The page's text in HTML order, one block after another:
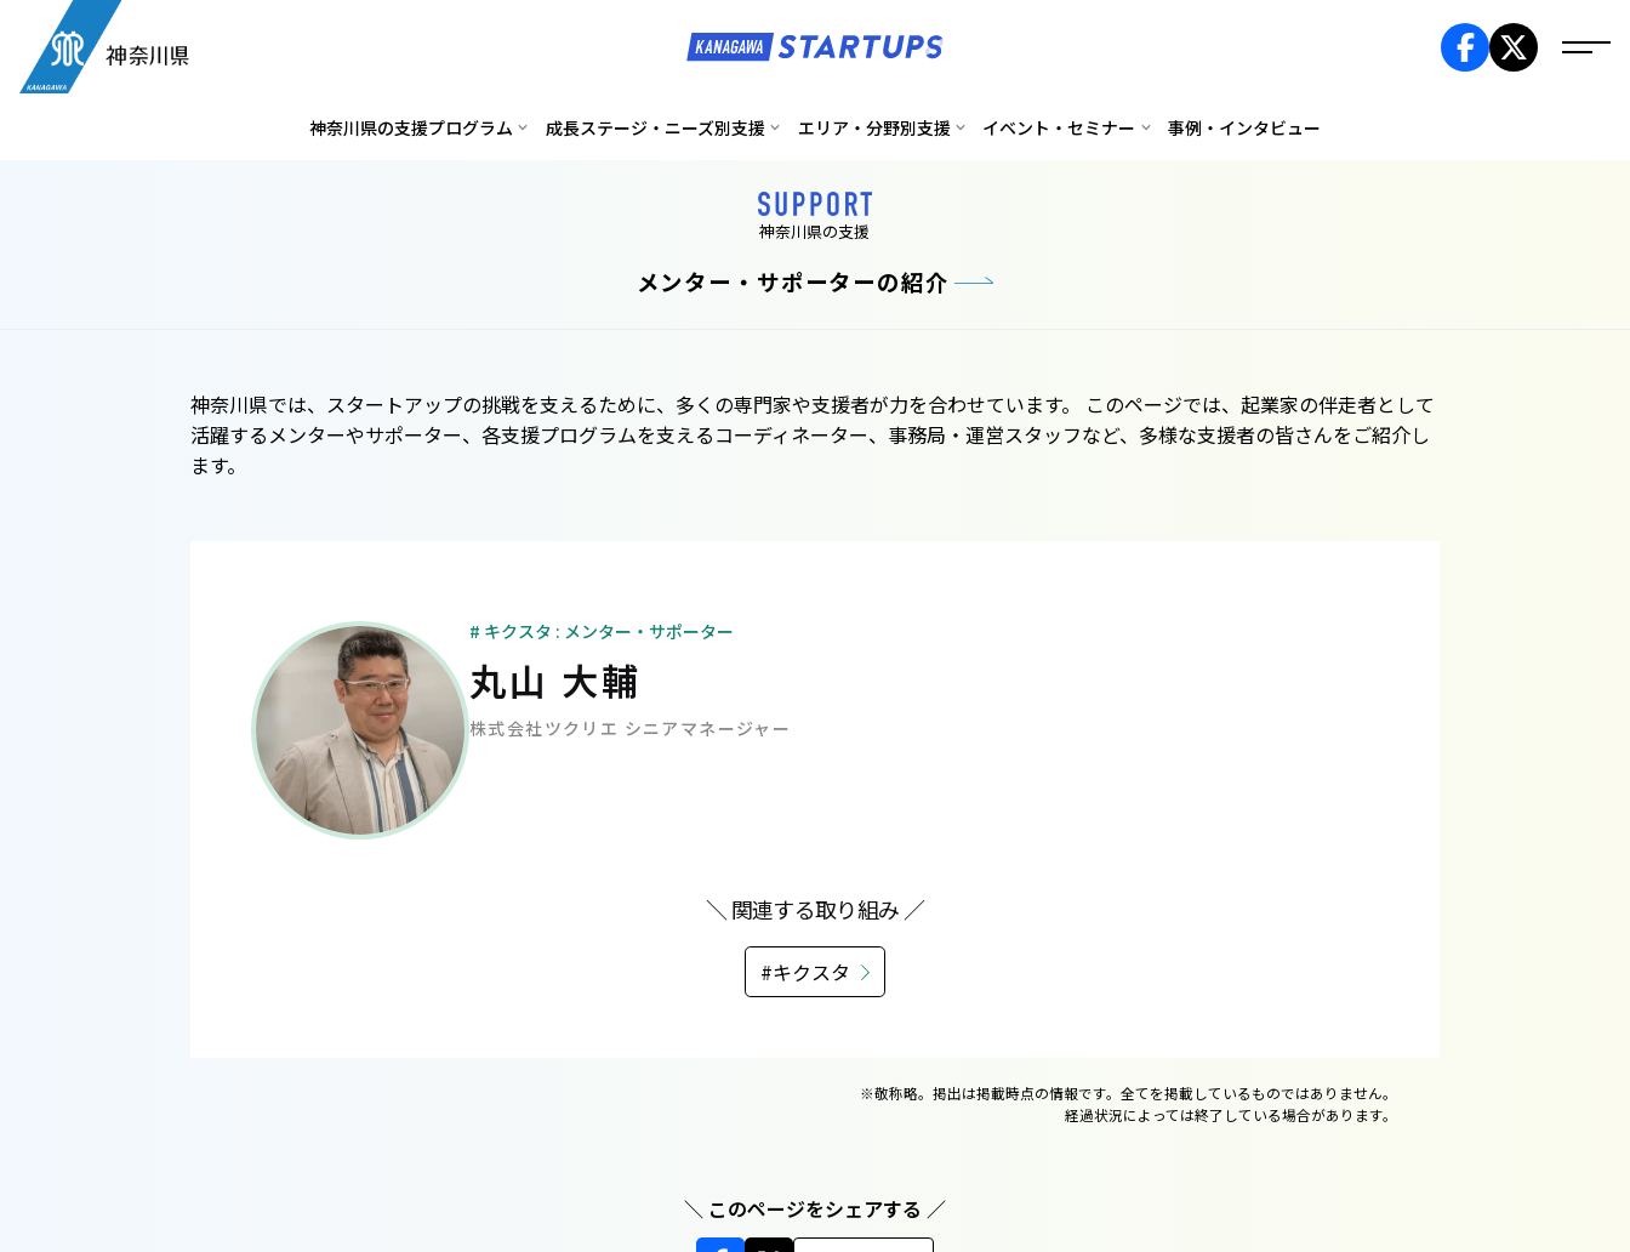
神奈川県の支援プログラム 成長ステージ・ニーズ別支援 エリア・分野別支援 イベント・セミナー 事例・インタビュー
神奈川県の支援
メンター・サポーターの紹介
神奈川県では、スタートアップの挑戦を支えるために、多くの専門家や支援者が力を合わせています。 このページでは、起業家の伴走者として
活躍するメンターやサポーター、各支援プログラムを支えるコーディネーター、事務局・運営スタッフなど、多様な支援者の皆さんをご紹介し
ます。
# キクスタ : メンター・サポーター
丸山 大輔
株式会社ツクリエ シニアマネージャー
＼ 関連する取り組み ／
#キクスタ
※敬称略。掲出は掲載時点の情報です。全てを掲載しているものではありません。
経過状況によっては終了している場合があります。
＼ このページをシェアする ／